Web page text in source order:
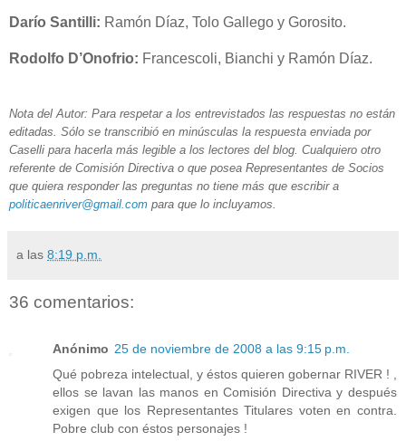
Darío Santilli: Ramón Díaz, Tolo Gallego y Gorosito.
Rodolfo D’Onofrio: Francescoli, Bianchi y Ramón Díaz.
Nota del Autor: Para respetar a los entrevistados las respuestas no están
editadas. Sólo se transcribió en minúsculas la respuesta enviada por
Caselli para hacerla más legible a los lectores del blog. Cualquiero otro
referente de Comisión Directiva o que posea Representantes de Socios
que quiera responder las preguntas no tiene más que escribir a
politicaenriver@gmail.com para que lo incluyamos.
a las 8:19 p.m.
36 comentarios:
Anónimo 25 de noviembre de 2008 a las 9:15 p.m.
Qué pobreza intelectual, y éstos quieren gobernar RIVER ! ,
ellos se lavan las manos en Comisión Directiva y después
exigen que los Representantes Titulares voten en contra.
Pobre club con éstos personajes !